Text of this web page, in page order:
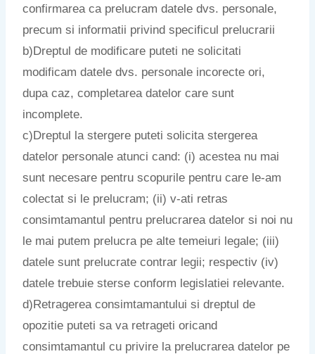
confirmarea ca prelucram datele dvs. personale,
precum si informatii privind specificul prelucrarii
b)Dreptul de modificare puteti ne solicitati
modificam datele dvs. personale incorecte ori,
dupa caz, completarea datelor care sunt
incomplete.
c)Dreptul la stergere puteti solicita stergerea
datelor personale atunci cand: (i) acestea nu mai
sunt necesare pentru scopurile pentru care le-am
colectat si le prelucram; (ii) v-ati retras
consimtamantul pentru prelucrarea datelor si noi nu
le mai putem prelucra pe alte temeiuri legale; (iii)
datele sunt prelucrate contrar legii; respectiv (iv)
datele trebuie sterse conform legislatiei relevante.
d)Retragerea consimtamantului si dreptul de
opozitie puteti sa va retrageti oricand
consimtamantul cu privire la prelucrarea datelor pe